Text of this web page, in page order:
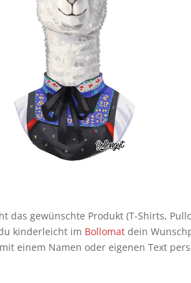
das gewünschte Produkt (T-Shirts,
kinderleicht im Bollomat dein
einem Namen oder eigenen Text